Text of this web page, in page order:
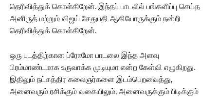
தெரிவித்துக் கொள்கிறேன். இந்தப் பாடலில் பங்களிப்பு செய்த
அனிருத் மற்றும் விஜய் சேதுபதி ஆகியோருக்கும் நன்றி
தெரிவித்துக் கொள்கிறேன்.
ஒரு படத்திற்கான ப்ரோமோ பாடலை இந்த அளவு
பிரம்மாண்டமாக உருவாக்க முடியுமா என்ற கேள்வி எழுகிறது.
இதிலும் நட்சத்திர கலைஞர்களை இடம்பெறவைத்து,
அனைவரும் ரசிக்கும் வகையிலும், அனைவருக்கும் பிடிக்கும்